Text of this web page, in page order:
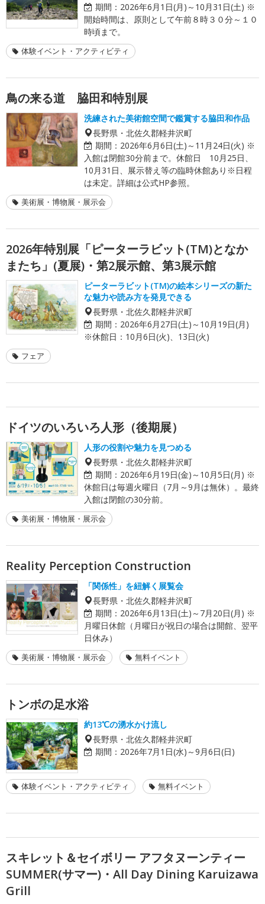
期間： 2026年6月1日(月)～10月31日(土) ※
開始時間は、原則として午前８時３０分～１０
時頃まで。
体験イベント・アクティビティ
鳥の来る道 脇田和特別展
洗練された美術館空間で鑑賞する脇田和作品
長野県・北佐久郡軽井沢町
期間： 2026年6月6日(土)～11月24日(火) ※
入館は閉館30分前まで。休館日 10月25日、
10月31日、展示替え等の臨時休館あり※日程
は未定。詳細は公式HP参照。
美術展・博物展・展示会
2026年特別展「ピーターラビット(TM)となか
またち」(夏展)・第2展示館、第3展示館
ピーターラビット(TM)の絵本シリーズの新た
な魅力や読み方を発見できる
長野県・北佐久郡軽井沢町
期間： 2026年6月27日(土)～10月19日(月)
※休館日：10月6日(火)、13日(火)
フェア
ドイツのいろいろ人形（後期展）
人形の役割や魅力を見つめる
長野県・北佐久郡軽井沢町
期間： 2026年6月19日(金)～10月5日(月) ※
休館日は毎週火曜日（7月～9月は無休）。最終
入館は閉館の30分前。
美術展・博物展・展示会
Reality Perception Construction
「関係性」を紐解く展覧会
長野県・北佐久郡軽井沢町
期間： 2026年6月13日(土)～7月20日(月) ※
月曜日休館（月曜日が祝日の場合は開館、翌平
日休み）
美術展・博物展・展示会 無料イベント
トンボの足水浴
約13℃の湧水かけ流し
長野県・北佐久郡軽井沢町
期間： 2026年7月1日(水)～9月6日(日)
体験イベント・アクティビティ 無料イベント
スキレット＆セイボリー アフタヌーンティー
SUMMER(サマー)・All Day Dining Karuizawa
Grill